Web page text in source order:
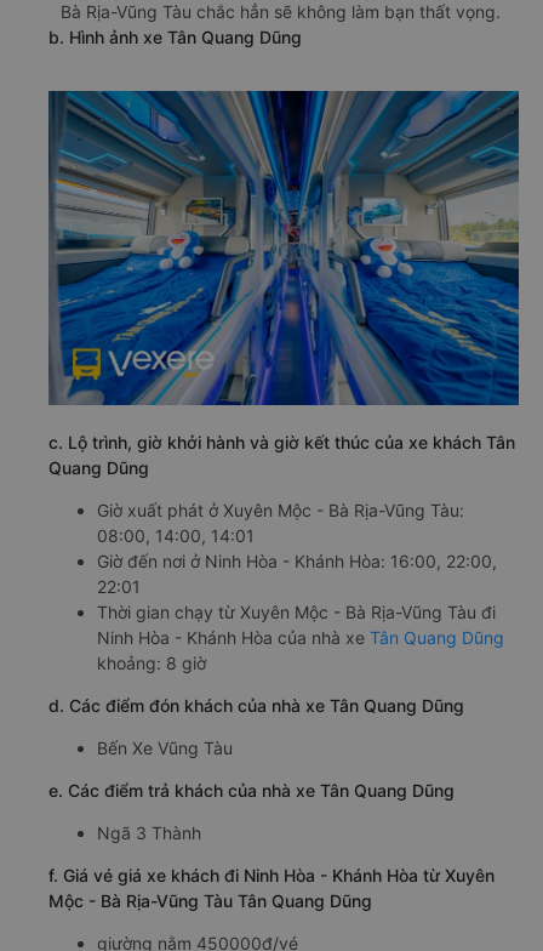
Bà Rịa-Vũng Tàu chắc hẳn sẽ không làm bạn thất vọng.
b. Hình ảnh xe Tân Quang Dũng
c. Lộ trình, giờ khởi hành và giờ kết thúc của xe khách Tân
Quang Dũng
Giờ xuất phát ở Xuyên Mộc - Bà Rịa-Vũng Tàu:
08:00, 14:00, 14:01
Giờ đến nơi ở Ninh Hòa - Khánh Hòa: 16:00, 22:00,
22:01
Thời gian chạy từ Xuyên Mộc - Bà Rịa-Vũng Tàu đi
Ninh Hòa - Khánh Hòa của nhà xe Tân Quang Dũng
khoảng: 8 giờ
d. Các điểm đón khách của nhà xe Tân Quang Dũng
Bến Xe Vũng Tàu
e. Các điểm trả khách của nhà xe Tân Quang Dũng
Ngã 3 Thành
f. Giá vé giá xe khách đi Ninh Hòa - Khánh Hòa từ Xuyên
Mộc - Bà Rịa-Vũng Tàu Tân Quang Dũng
giường nằm 450000đ/vé